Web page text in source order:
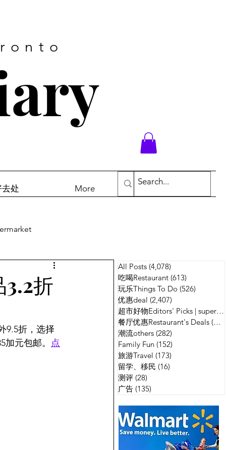
处 More
广告
折
9.5折，选择
元包邮。 点
All Posts (4,078)
吃喝Restaurant (613)
玩乐Things To Do (526)
优惠deal (2,407)
超市好物Editors' Picks | supermarket
餐厅优惠Restaurant's Deals (134)
潮流others (282)
Family Fun (152)
旅游Travel (173)
留学、移民 (16)
测评 (28)
广告 (135)